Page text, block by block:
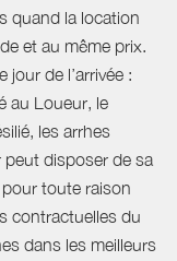
quand la location
et au même prix.
jour de l’arrivée :
au Loueur, le
les arrhes
disposer de sa
toute raison
contractuelles du
dans les meilleurs